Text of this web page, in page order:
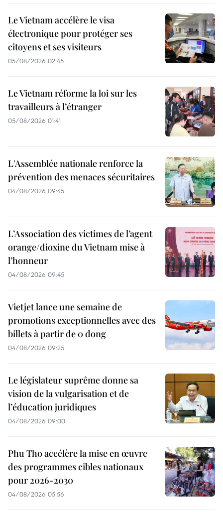
Le Vietnam accélère le visa
électronique pour protéger ses
citoyens et ses visiteurs
05/08/2026 02:45
Le Vietnam réforme la loi sur les
travailleurs à l’étranger
05/08/2026 01:41
L'Assemblée nationale renforce la
prévention des menaces sécuritaires
04/08/2026 09:45
L’Association des victimes de l’agent
orange/dioxine du Vietnam mise à
l’honneur
04/08/2026 09:45
Vietjet lance une semaine de
promotions exceptionnelles avec des
billets à partir de 0 dong
04/08/2026 09:25
Le législateur suprême donne sa
vision de la vulgarisation et de
l’éducation juridiques
04/08/2026 09:00
Phu Tho accélère la mise en œuvre
des programmes cibles nationaux
pour 2026-2030
04/08/2026 05:56